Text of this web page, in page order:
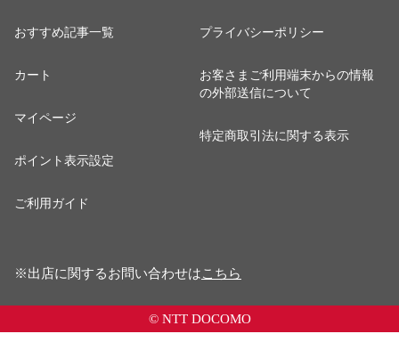
おすすめ記事一覧
カート
マイページ
ポイント表示設定
ご利用ガイド
プライバシーポリシー
お客さまご利用端末からの情報
の外部送信について
特定商取引法に関する表示
※出店に関するお問い合わせはこちら
© NTT DOCOMO